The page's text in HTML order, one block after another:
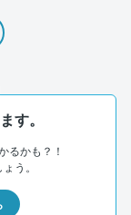
す。
るかも？！
う。